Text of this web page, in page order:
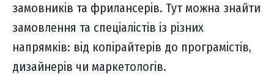
замовників та фрилансерів. Тут можна знайти
замовлення та спеціалістів із різних
напрямків: від копірайтерів до програмістів,
дизайнерів чи маркетологів.